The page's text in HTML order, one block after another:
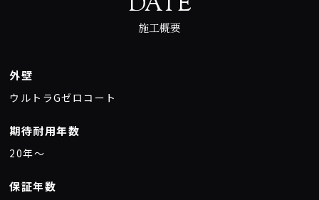
施工概要
外壁
ウルトラGゼロコート
期待耐用年数
20年〜
保証年数